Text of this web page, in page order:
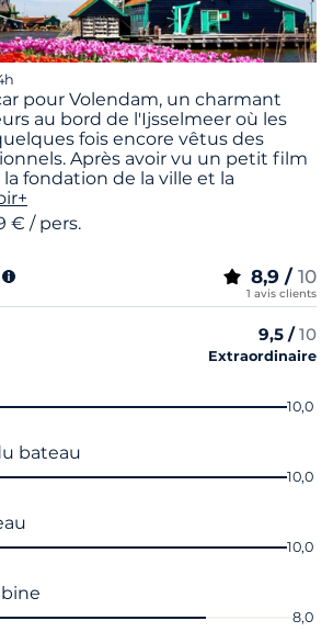
pour Volendam, un charmant
au bord de l'Ijsselmeer où les
fois encore vêtus des
Après avoir vu un petit film
fondation de la ville et la
€ / pers.
8,9 / 10
1 avis clients
9,5 /10
Extraordinaire
10,0
bateau
10,0
10,0
8,0